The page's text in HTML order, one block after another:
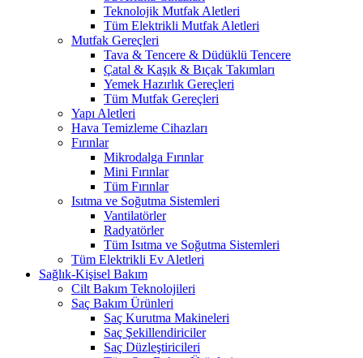
Teknolojik Mutfak Aletleri
Tüm Elektrikli Mutfak Aletleri
Mutfak Gereçleri
Tava & Tencere & Düdüklü Tencere
Çatal & Kaşık & Bıçak Takımları
Yemek Hazırlık Gereçleri
Tüm Mutfak Gereçleri
Yapı Aletleri
Hava Temizleme Cihazları
Fırınlar
Mikrodalga Fırınlar
Mini Fırınlar
Tüm Fırınlar
Isıtma ve Soğutma Sistemleri
Vantilatörler
Radyatörler
Tüm Isıtma ve Soğutma Sistemleri
Tüm Elektrikli Ev Aletleri
Sağlık-Kişisel Bakım
Cilt Bakım Teknolojileri
Saç Bakım Ürünleri
Saç Kurutma Makineleri
Saç Şekillendiriciler
Saç Düzleştiricileri